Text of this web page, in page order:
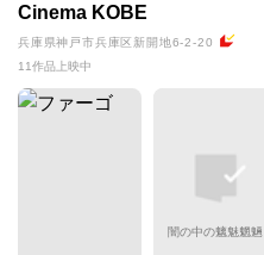
Cinema KOBE
兵庫県神戸市兵庫区新開地6-2-20
11作品上映中
闇の中の魑魅魍魎